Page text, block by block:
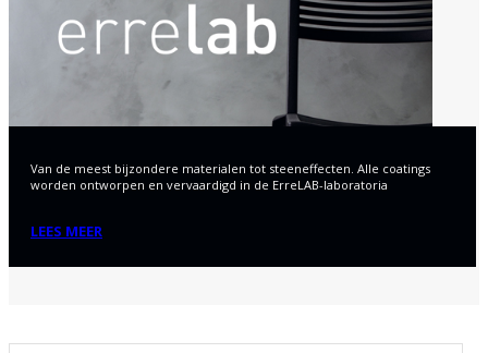
Van de meest bijzondere materialen tot steeneffecten. Alle coatings
worden ontworpen en vervaardigd in de ErreLAB-laboratoria
LEES MEER